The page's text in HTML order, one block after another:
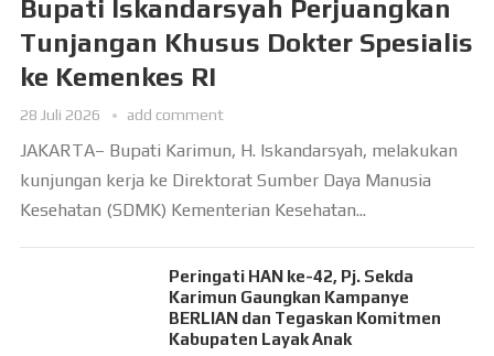
Bupati Iskandarsyah Perjuangkan
Tunjangan Khusus Dokter Spesialis
ke Kemenkes RI
28 Juli 2026 add comment
JAKARTA– Bupati Karimun, H. Iskandarsyah, melakukan
kunjungan kerja ke Direktorat Sumber Daya Manusia
Kesehatan (SDMK) Kementerian Kesehatan...
Peringati HAN ke-42, Pj. Sekda
Karimun Gaungkan Kampanye
BERLIAN dan Tegaskan Komitmen
Kabupaten Layak Anak